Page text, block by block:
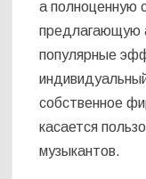
а полноценную
предлагающую
популярные
собственное
касается
музыкантов.